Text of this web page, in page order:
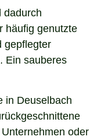
dadurch
häufig genutzte
gepflegter
Ein sauberes
in Deuselbach
oder